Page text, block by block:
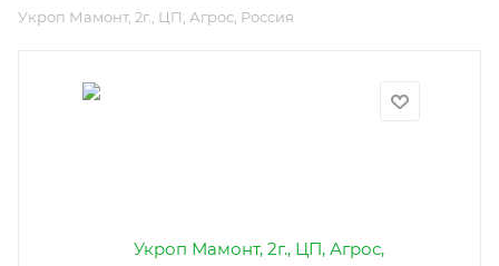
Укроп Мамонт, 2г., ЦП, Агрос, Россия